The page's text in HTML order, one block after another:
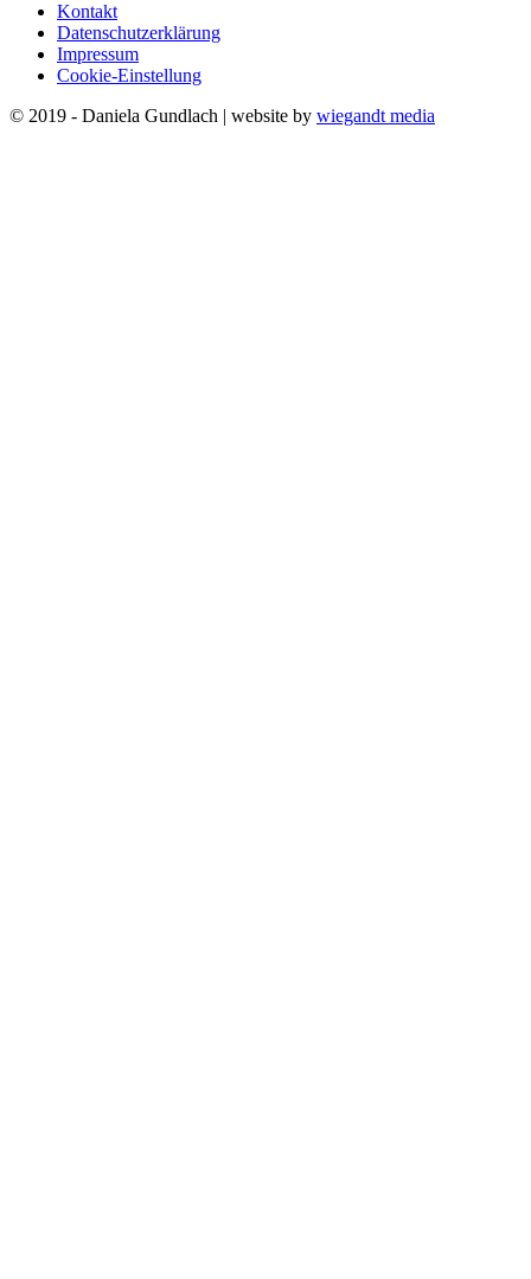
Kontakt
Datenschutzerklärung
Impressum
Cookie-Einstellung
© 2019 - Daniela Gundlach | website by wiegandt media